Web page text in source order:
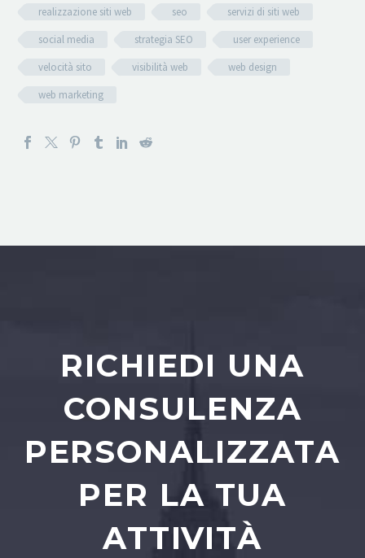
realizzazione siti web
seo
servizi di siti web
social media
strategia SEO
user experience
velocità sito
visibilità web
web design
web marketing
RICHIEDI UNA
CONSULENZA
PERSONALIZZATA
PER LA TUA
ATTIVITÀ